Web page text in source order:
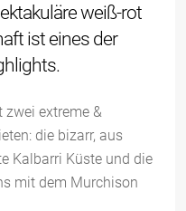
weiß-rot
ist eines der
zwei extreme &
die bizarr, aus
Kalbarri Küste und die
mit dem Murchison